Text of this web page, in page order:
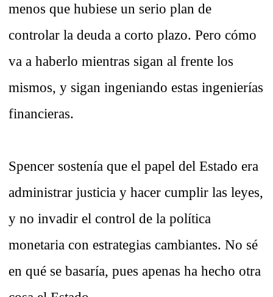
menos que hubiese un serio plan de
controlar la deuda a corto plazo. Pero cómo
va a haberlo mientras sigan al frente los
mismos, y sigan ingeniando estas ingenierías
financieras.
Spencer sostenía que el papel del Estado era
administrar justicia y hacer cumplir las leyes,
y no invadir el control de la política
monetaria con estrategias cambiantes. No sé
en qué se basaría, pues apenas ha hecho otra